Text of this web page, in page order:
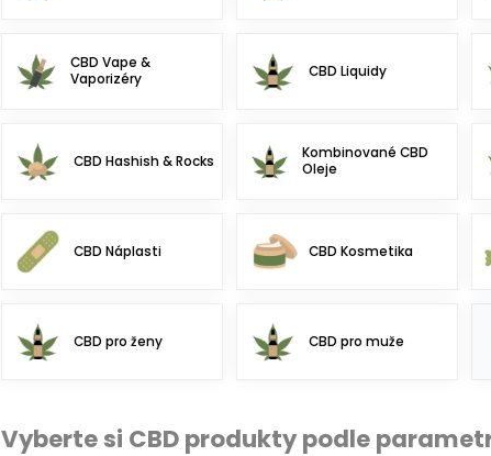
CBD Vape &
Vaporizéry
CBD Liquidy
CBD Hashish & Rocks
Kombinované CBD
Oleje
CBD Náplasti CBD Kosmetika
CBD pro ženy CBD pro muže
Vyberte si CBD produkty podle